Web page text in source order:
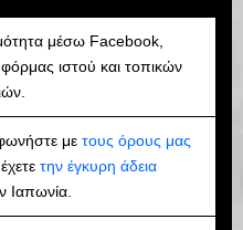
μέσω Facebook,
ιστού και τοπικών
με τους όρους μας
την έγκυρη άδεια
Ιαπωνία.